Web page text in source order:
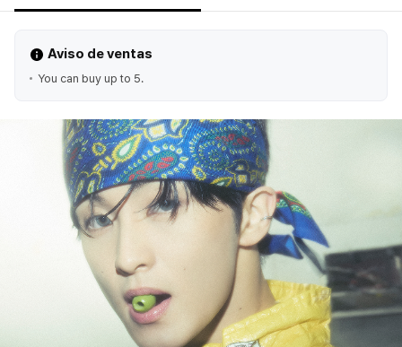
Aviso de ventas
You can buy up to 5.